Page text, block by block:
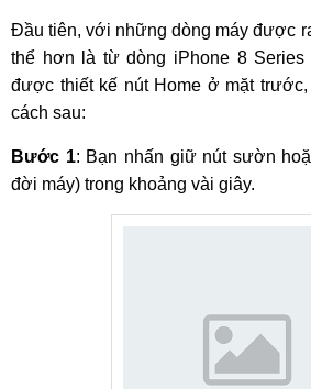
Đầu tiên, với những dòng máy được
thể hơn là từ dòng iPhone 8
được thiết kế nút Home ở mặt
cách sau:
Bước 1: Bạn nhấn giữ nút sườn
đời máy) trong khoảng vài giây.